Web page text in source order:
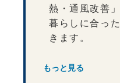
熱・通風改善
暮らしに合っ
きます。
性
もっと見る